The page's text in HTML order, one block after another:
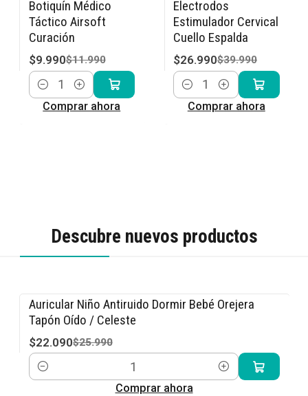
Botiquín Médico
Táctico Airsoft
Curación
$9.990$11.990
Cantidad
Comprar ahora
Electrodos
Estimulador Cervical
Cuello Espalda
$26.990$39.990
Cantidad
Comprar ahora
Descubre nuevos productos
-15% OFF
Auricular Niño Antiruido Dormir Bebé Orejera
Tapón Oído / Celeste
$22.090$25.990
Cantidad
Comprar ahora